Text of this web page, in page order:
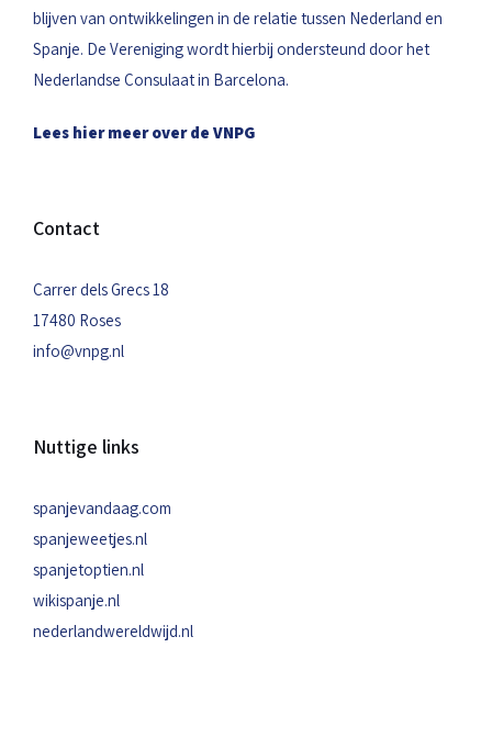
blijven van ontwikkelingen in de relatie tussen Nederland en
Spanje. De Vereniging wordt hierbij ondersteund door het
Nederlandse Consulaat in Barcelona.
Lees hier meer over de VNPG
Contact
Carrer dels Grecs 18
17480 Roses
info@vnpg.nl
Nuttige links
spanjevandaag.com
spanjeweetjes.nl
spanjetoptien.nl
wikispanje.nl
nederlandwereldwijd.nl